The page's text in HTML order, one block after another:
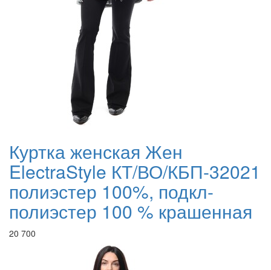
Куртка женская Жен
ElectraStyle КТ/ВО/КБП-32021
полиэстер 100%, подкл-
полиэстер 100 % крашенная
20 700